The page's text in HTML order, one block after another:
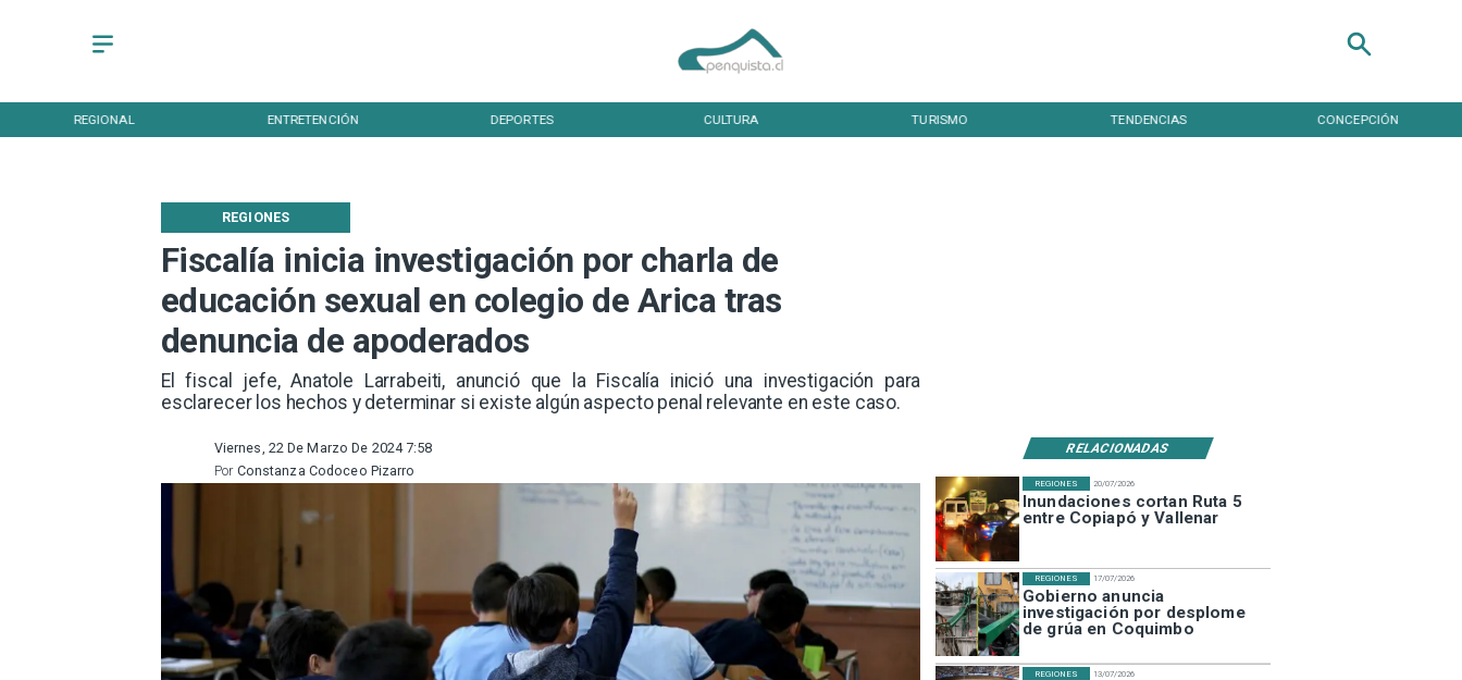
REGIONAL ENTRETENCIÓN DEPORTES CULTURA TURISMO TENDENCIAS CONCEPCIÓN
Fiscalía inicia investigación por charla de
educación sexual en colegio de Arica tras
denuncia de apoderados
​El fiscal jefe, Anatole Larrabeiti, anunció que la Fiscalía inició una investigación para
esclarecer los hechos y determinar si existe algún aspecto penal relevante en este caso.
REGIONES
RELACIONADAS
Viernes, 22 De Marzo De 2024 7:58
Constanza Codoceo Pizarro
Por
20/07/2026
Inundaciones cortan Ruta 5
entre Copiapó y Vallenar
REGIONES
17/07/2026
Gobierno anuncia
investigación por desplome
de grúa en Coquimbo
REGIONES
13/07/2026
REGIONES